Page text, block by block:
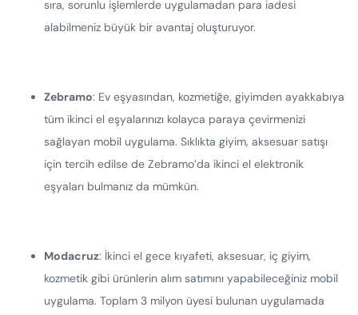
sıra, sorunlu işlemlerde uygulamadan para iadesi
alabilmeniz büyük bir avantaj oluşturuyor.
Zebramo: Ev eşyasından, kozmetiğe, giyimden ayakkabıya
tüm ikinci el eşyalarınızı kolayca paraya çevirmenizi
sağlayan mobil uygulama. Sıklıkta giyim, aksesuar satışı
için tercih edilse de Zebramo’da ikinci el elektronik
eşyaları bulmanız da mümkün.
Modacruz: İkinci el gece kıyafeti, aksesuar, iç giyim,
kozmetik gibi ürünlerin alım satımını yapabileceğiniz mobil
uygulama. Toplam 3 milyon üyesi bulunan uygulamada